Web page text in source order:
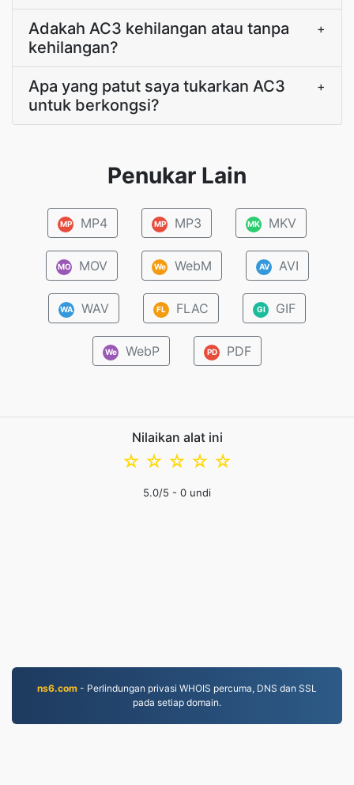
Adakah AC3 kehilangan atau tanpa
kehilangan?
+
Apa yang patut saya tukarkan AC3
untuk berkongsi?
+
Penukar Lain
MP MP4 MP MP3 MK MKV
MO MOV We WebM AV AVI
WA WAV FL FLAC GI GIF
We WebP PD PDF
Nilaikan alat ini
☆
☆
☆
☆
☆
5.0/5 - 0 undi
ns6.com - Perlindungan privasi WHOIS percuma, DNS dan SSL
pada setiap domain.